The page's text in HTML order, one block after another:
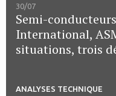
30/07
Semi-
International,
situations, trois
ANALYSES TECHNIQUE